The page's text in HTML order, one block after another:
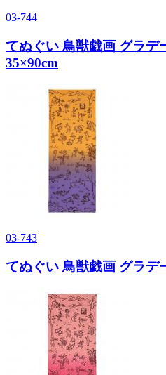
03-744
てぬぐい 鳥獣戯画 グラデ
35×90cm
03-743
てぬぐい 鳥獣戯画 グラデ